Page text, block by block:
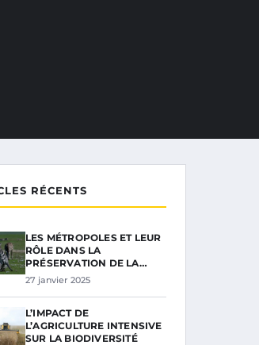
RÉCENTS
LES MÉTROPOLES ET LEUR
RÔLE DANS LA
PRÉSERVATION DE LA…
27 janvier 2025
L’IMPACT DE
L’AGRICULTURE INTENSIVE
SUR LA BIODIVERSITÉ